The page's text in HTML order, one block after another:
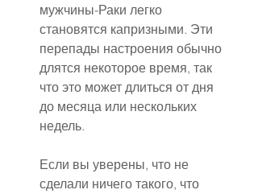
мужчины-Раки легко
становятся капризными. Эти
перепады настроения обычно
длятся некоторое время, так
что это может длиться от дня
до месяца или нескольких
недель.
Если вы уверены, что не
сделали ничего такого, что